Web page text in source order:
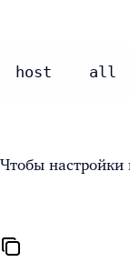
host    all
Чтобы настройки